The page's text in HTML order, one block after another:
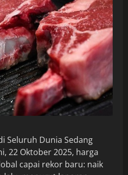
Seluruh Dunia Sedang
22 Oktober 2025, harga
capai rekor baru: naik